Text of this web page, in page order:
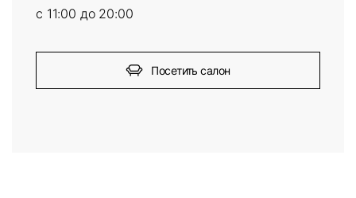
с 11:00 до 20:00
Посетить салон